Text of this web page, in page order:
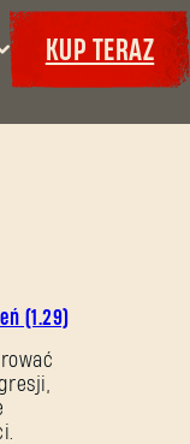
KUP TERAZ
(1.29)